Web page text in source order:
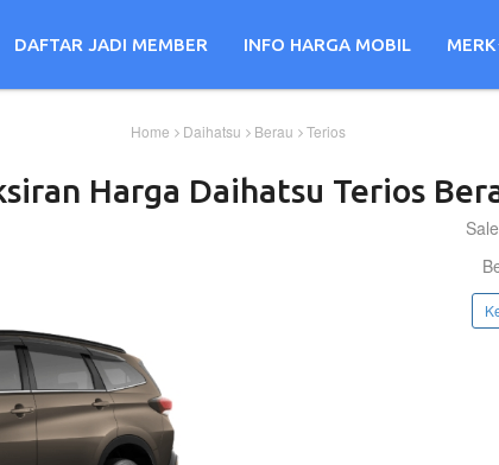
DAFTAR JADI MEMBER INFO HARGA MOBIL MERK
Home Daihatsu Berau Terios
Harga Daihatsu Terios